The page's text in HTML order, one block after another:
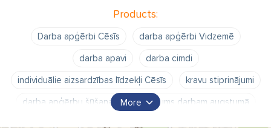
Products:
Darba apģērbi Cēsīs
darba apģērbi Vidzemē
darba apavi
darba cimdi
individuālie aizsardzības līdzekļi Cēsīs
kravu stiprinājumi
darba apģērbu šūšana
aprīkojums darbam augstumā
More